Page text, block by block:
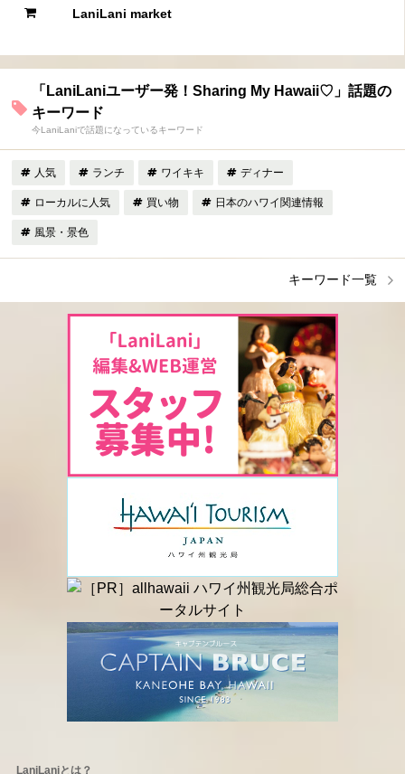
LaniLani market
「LaniLaniユーザー発！Sharing My Hawaii♡」話題の
キーワード
今LaniLaniで話題になっているキーワード
人気 ランチ ワイキキ ディナー
ローカルに人気 買い物 日本のハワイ関連情報
風景・景色
キーワード一覧
LaniLaniとは？